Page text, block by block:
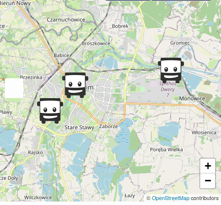
+
−
© OpenStreetMap contributors